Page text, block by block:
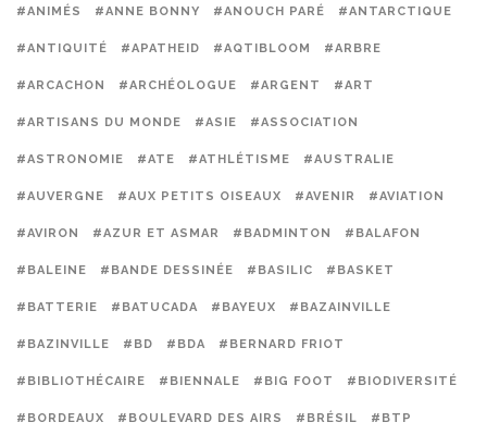
#ANIMÉS #ANNE BONNY #ANOUCH PARÉ #ANTARCTIQUE
#ANTIQUITÉ #APATHEID #AQTIBLOOM #ARBRE
#ARCACHON #ARCHÉOLOGUE #ARGENT #ART
#ARTISANS DU MONDE #ASIE #ASSOCIATION
#ASTRONOMIE #ATE #ATHLÉTISME #AUSTRALIE
#AUVERGNE #AUX PETITS OISEAUX #AVENIR #AVIATION
#AVIRON #AZUR ET ASMAR #BADMINTON #BALAFON
#BALEINE #BANDE DESSINÉE #BASILIC #BASKET
#BATTERIE #BATUCADA #BAYEUX #BAZAINVILLE
#BAZINVILLE #BD #BDA #BERNARD FRIOT
#BIBLIOTHÉCAIRE #BIENNALE #BIG FOOT #BIODIVERSITÉ
#BORDEAUX #BOULEVARD DES AIRS #BRÉSIL #BTP